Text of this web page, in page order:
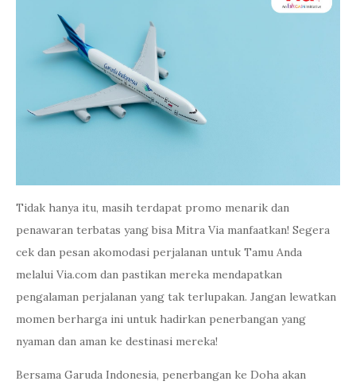
Tidak hanya itu, masih terdapat promo menarik dan
penawaran terbatas yang bisa Mitra Via manfaatkan! Segera
cek dan pesan akomodasi perjalanan untuk Tamu Anda
melalui Via.com dan pastikan mereka mendapatkan
pengalaman perjalanan yang tak terlupakan. Jangan lewatkan
momen berharga ini untuk hadirkan penerbangan yang
nyaman dan aman ke destinasi mereka!
Bersama Garuda Indonesia, penerbangan ke Doha akan